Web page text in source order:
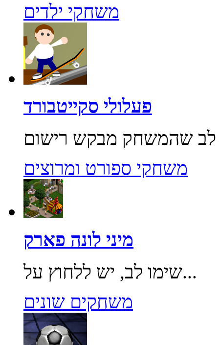
משחקי ילדים
פעלולי סקייטבורד
משחקי ספורט ומרוצים
מיני לונה פארק
שימו לב, יש ללחוץ על...
משחקים שונים